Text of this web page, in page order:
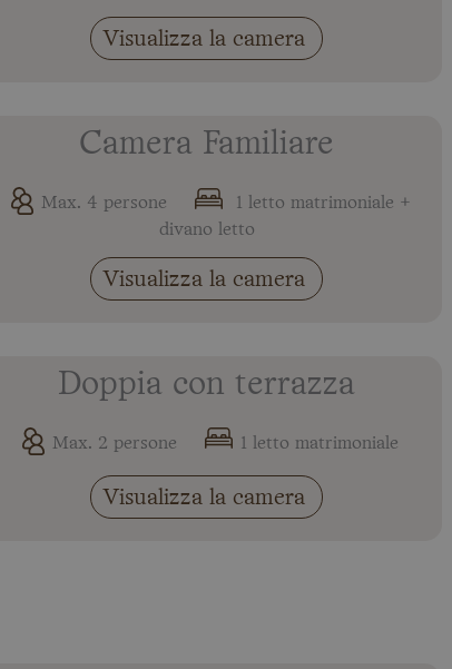
Visualizza la camera
Camera Familiare
Max. 4 persone
1 letto matrimoniale +
divano letto
Visualizza la camera
Doppia con terrazza
Max. 2 persone 1 letto matrimoniale
Visualizza la camera